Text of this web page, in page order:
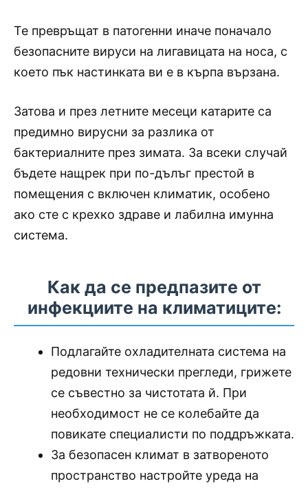
Те превръщат в патогенни иначе поначало
безопасните вируси на лигавицата на носа, с
което пък настинката ви е в кърпа вързана.
Затова и през летните месеци катарите са
предимно вирусни за разлика от
бактериалните през зимата. За всеки случай
бъдете нащрек при по-дълъг престой в
помещения с включен климатик, особено
ако сте с крехко здраве и лабилна имунна
система.
Как да се предпазите от
инфекциите на климатиците:
Подлагайте охладителната система на
редовни технически прегледи, грижете
се съвестно за чистотата й. При
необходимост не се колебайте да
повикате специалисти по поддръжката.
За безопасен климат в затвореното
пространство настройте уреда на